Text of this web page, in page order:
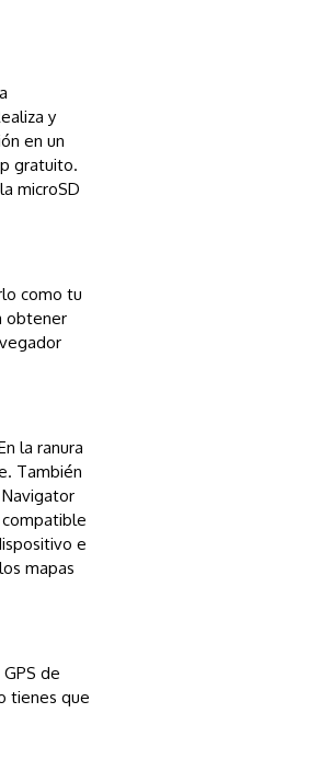
y
en un
gratuito.
microSD
como tu
obtener
la ranura
También
e
mapas
de
tienes que